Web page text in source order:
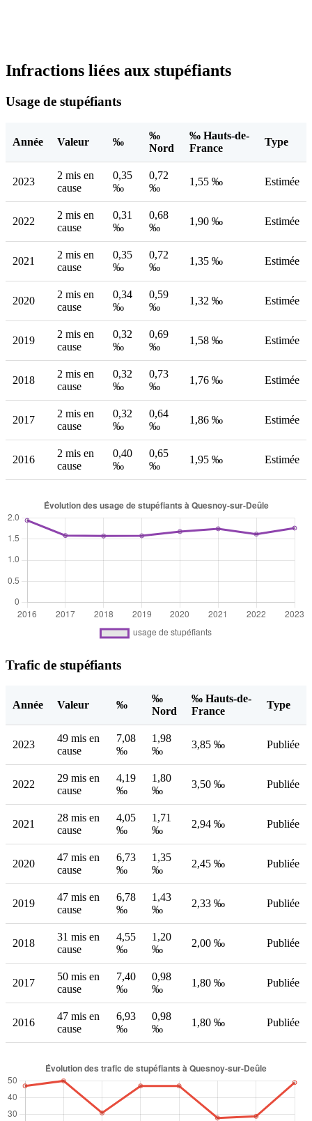
Infractions liées aux stupéfiants
Usage de stupéfiants
Année Valeur ‰
‰
Nord
‰ Hauts-de-
France
Type
2023
2 mis en
cause
0,35
‰
0,72
‰
1,55 ‰ Estimée
2022
2 mis en
cause
0,31
‰
0,68
‰
1,90 ‰ Estimée
2021
2 mis en
cause
0,35
‰
0,72
‰
1,35 ‰ Estimée
2020
2 mis en
cause
0,34
‰
0,59
‰
1,32 ‰ Estimée
2019
2 mis en
cause
0,32
‰
0,69
‰
1,58 ‰ Estimée
2018
2 mis en
cause
0,32
‰
0,73
‰
1,76 ‰ Estimée
2017
2 mis en
cause
0,32
‰
0,64
‰
1,86 ‰ Estimée
2016
2 mis en
cause
0,40
‰
0,65
‰
1,95 ‰ Estimée
Trafic de stupéfiants
Année Valeur ‰
‰
Nord
‰ Hauts-de-
France
Type
2023
49 mis en
cause
7,08
‰
1,98
‰
3,85 ‰ Publiée
2022
29 mis en
cause
4,19
‰
1,80
‰
3,50 ‰ Publiée
2021
28 mis en
cause
4,05
‰
1,71
‰
2,94 ‰ Publiée
2020
47 mis en
cause
6,73
‰
1,35
‰
2,45 ‰ Publiée
2019
47 mis en
cause
6,78
‰
1,43
‰
2,33 ‰ Publiée
2018
31 mis en
cause
4,55
‰
1,20
‰
2,00 ‰ Publiée
2017
50 mis en
cause
7,40
‰
0,98
‰
1,80 ‰ Publiée
2016
47 mis en
cause
6,93
‰
0,98
‰
1,80 ‰ Publiée